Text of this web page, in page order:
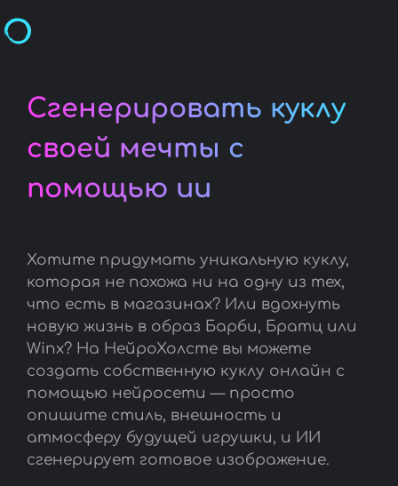
Сгенерировать куклу
своей мечты с
помощью ии
Хотите придумать уникальную куклу,
которая не похожа ни на одну из тех,
что есть в магазинах? Или вдохнуть
новую жизнь в образ Барби, Братц или
Winx? На НейроХолсте вы можете
создать собственную куклу онлайн с
помощью нейросети — просто
опишите стиль, внешность и
атмосферу будущей игрушки, и ИИ
сгенерирует готовое изображение.